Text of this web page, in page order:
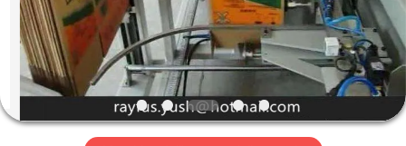
CIRCA
NOI
GIRO